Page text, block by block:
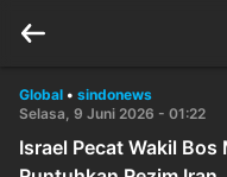
Global • sindonews
Selasa, 9 Juni 2026 - 01:22
Israel Pecat Wakil